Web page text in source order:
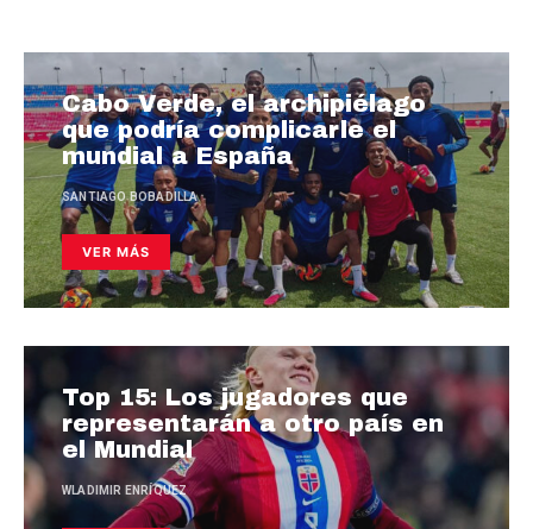
Cabo Verde, el archipiélago
que podría complicarle el
mundial a España
SANTIAGO BOBADILLA
VER MÁS
Top 15: Los jugadores que
representarán a otro país en
el Mundial
WLADIMIR ENRÍQUEZ